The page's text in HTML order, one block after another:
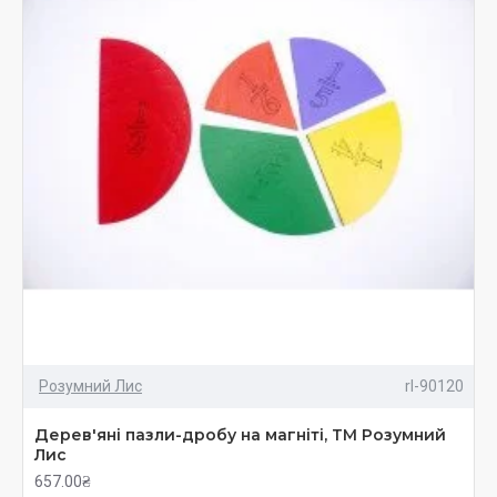
Розумний Лис rl-90120
Дерев'яні пазли-дробу на магніті, ТМ Розумний
Лис
657.00₴